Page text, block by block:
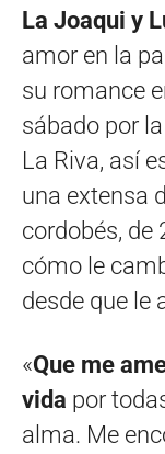
La Joaqui y
amor en la
su romance
sábado por
La Riva, así
una extensa
cordobés, de
cómo le
desde que le
«Que me
vida por
alma. Me